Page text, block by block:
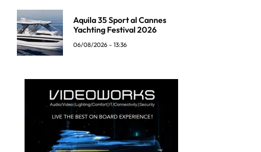
Aquila 35 Sport al Cannes
Yachting Festival 2026
06/08/2026 - 13:36